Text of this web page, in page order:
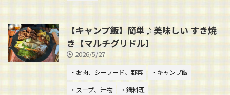
【キャンプ飯】簡単♪美味しい すき焼
き【マルチグリドル】
2026/5/27
・お肉、シーフード、野菜
・キャンプ飯
・スープ、汁物
・鍋料理